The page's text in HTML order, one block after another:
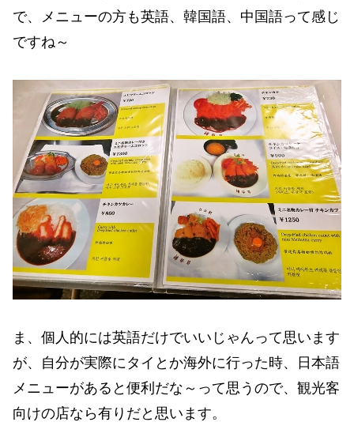
で、メニューの方も英語、韓国語、中国語って感じ
ですね～
ま、個人的には英語だけでいいじゃんって思います
が、自分が実際にタイとか海外に行った時、日本語
メニューがあると便利だな～って思うので、観光客
向けの店なら有りだと思います。